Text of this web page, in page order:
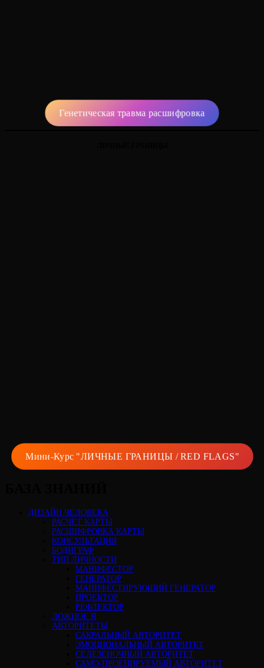
Генетическая травма расшифровка
Мини-Курс "ЛИЧНЫЕ ГРАНИЦЫ / RED FLAGS"
ДИЗАЙН ЧЕЛОВЕКА
РАСЧЕТ КАРТЫ
РАСШИФРОВКА КАРТЫ
КОНСУЛЬТАЦИЯ
БОДИГРАФ
ТИП ЛИЧНОСТИ
МАНИФЕСТОР
ГЕНЕРАТОР
МАНИФЕСТИРУЮЩИЙ ГЕНЕРАТОР
ПРОЕКТОР
РЕФЛЕКТОР
ЛОЖНОЕ Я
АВТОРИТЕТЫ
САКРАЛЬНЫЙ АВТОРИТЕТ
ЭМОЦИОНАЛЬНЫЙ АВТОРИТЕТ
СЕЛЕЗЁНОЧНЫЙ АВТОРИТЕТ
САМО-ПРОЕЦИРУЕМЫЙ АВТОРИТЕТ